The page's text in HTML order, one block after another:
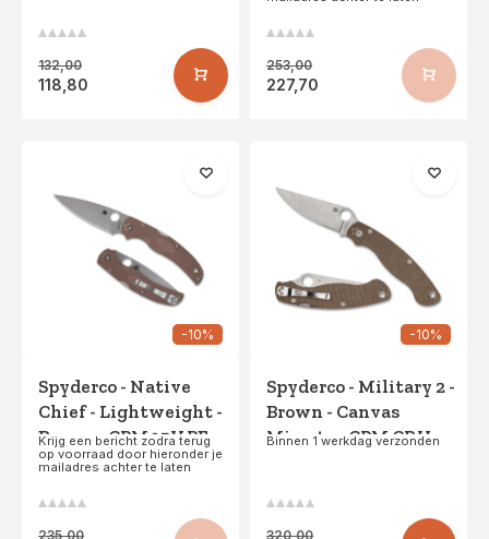
132,00
118,80
253,00
227,70
-10%
Spyderco - Native
Chief - Lightweight -
Brown - CPM 15V PE
Krijg een bericht zodra terug
op voorraad door hieronder je
mailadres achter te laten
235,00
-10%
Spyderco - Military 2 -
Brown - Canvas
Micarta - CPM CRU-
Binnen 1 werkdag verzonden
320,00